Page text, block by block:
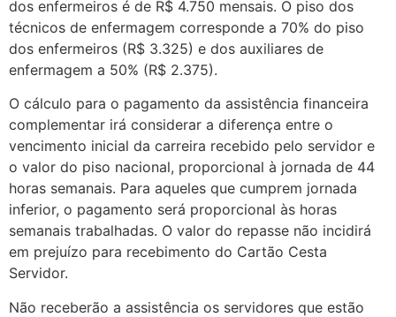
dos enfermeiros é de R$ 4.750 mensais. O piso dos
técnicos de enfermagem corresponde a 70% do piso
dos enfermeiros (R$ 3.325) e dos auxiliares de
enfermagem a 50% (R$ 2.375).
O cálculo para o pagamento da assistência financeira
complementar irá considerar a diferença entre o
vencimento inicial da carreira recebido pelo servidor e
o valor do piso nacional, proporcional à jornada de 44
horas semanais. Para aqueles que cumprem jornada
inferior, o pagamento será proporcional às horas
semanais trabalhadas. O valor do repasse não incidirá
em prejuízo para recebimento do Cartão Cesta
Servidor.
Não receberão a assistência os servidores que estão